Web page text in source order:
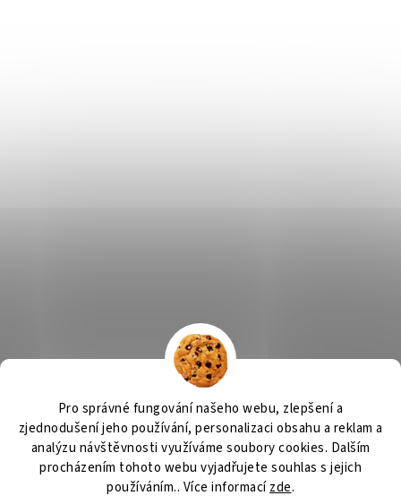
Pro správné fungování našeho webu, zlepšení a
zjednodušení jeho používání, personalizaci obsahu a reklam a
analýzu návštěvnosti využíváme soubory cookies. Dalším
procházením tohoto webu vyjadřujete souhlas s jejich
používáním.. Více informacízde.
Výčepní zařízení, chlazení na pivo, chlazení piva OSMO CZ
Barvy Příbram Obchodní podmínky GDPR